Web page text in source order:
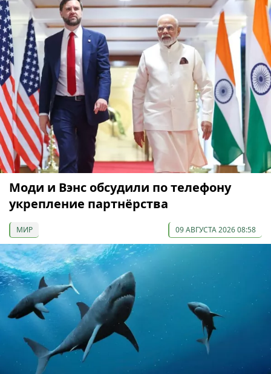
Моди и Вэнс обсудили по телефону
укрепление партнёрства
МИР 09 АВГУСТА 2026 08:58